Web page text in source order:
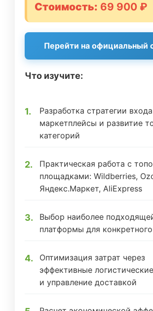
Стоимость: 69 900 ₽
Перейти на официальный
Что изучите:
Разработка стратегии
маркетплейсы и развитие
категорий
Практическая работа с
площадками: Wildberries,
Яндекс.Маркет, AliExpress
Выбор наиболее
платформы для
Оптимизация затрат через
эффективные
и управление доставкой